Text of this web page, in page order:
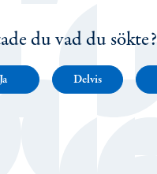
du vad du sökte?
Ja Delvis